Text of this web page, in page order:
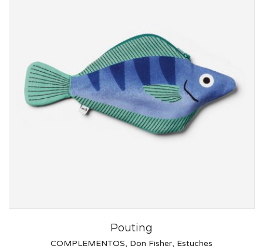
Pouting
COMPLEMENTOS, Don Fisher, Estuches